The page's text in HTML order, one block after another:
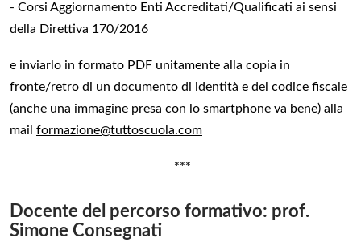
- Corsi Aggiornamento Enti Accreditati/Qualificati ai sensi
della Direttiva 170/2016
e inviarlo in formato PDF unitamente alla copia in
fronte/retro di un documento di identità e del codice fiscale
(anche una immagine presa con lo smartphone va bene) alla
mail formazione@tuttoscuola.com
***
Docente del percorso formativo: prof.
Simone Consegnati